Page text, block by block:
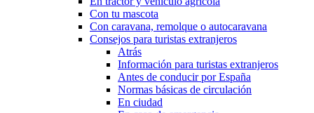
Con tu mascota
Con caravana, remolque o autocaravana
Consejos para turistas extranjeros
Atrás
Información para turistas extranjeros
Antes de conducir por España
Normas básicas de circulación
En ciudad